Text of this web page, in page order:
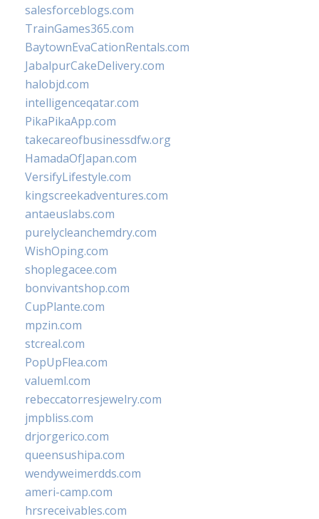
salesforceblogs.com
TrainGames365.com
BaytownEvaCationRentals.com
JabalpurCakeDelivery.com
halobjd.com
intelligenceqatar.com
PikaPikaApp.com
takecareofbusinessdfw.org
HamadaOfJapan.com
VersifyLifestyle.com
kingscreekadventures.com
antaeuslabs.com
purelycleanchemdry.com
WishOping.com
shoplegacee.com
bonvivantshop.com
CupPlante.com
mpzin.com
stcreal.com
PopUpFlea.com
valueml.com
rebeccatorresjewelry.com
jmpbliss.com
drjorgerico.com
queensushipa.com
wendyweimerdds.com
ameri-camp.com
hrsreceivables.com